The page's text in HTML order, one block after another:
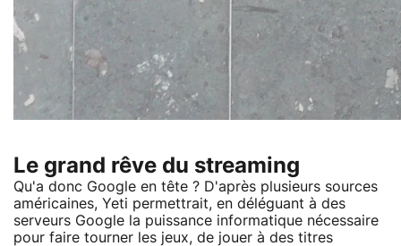
Le grand rêve du streaming
Qu'a donc Google en tête ? D'après plusieurs sources
américaines, Yeti permettrait, en déléguant à des
serveurs Google la puissance informatique nécessaire
pour faire tourner les jeux, de jouer à des titres